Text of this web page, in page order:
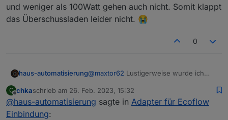
und weniger als 100Watt gehen auch nicht. Somit klappt
das Überschussladen leider nicht. 😭
0
haus-automatisierung@maxtor62 Lustigerweise wurde ich
meine Config hier geteilt habe.
Wichtiger Hinweis: Bitte denkt euch
eine eigene, eindeutige Client-ID aus!
C
Offline
chkaschrieb am 26. Feb. 2023, 15:32
zuletzt editiert von
@haus-automatisierung sagte in Adapter für Ecoflow
Einbindung: